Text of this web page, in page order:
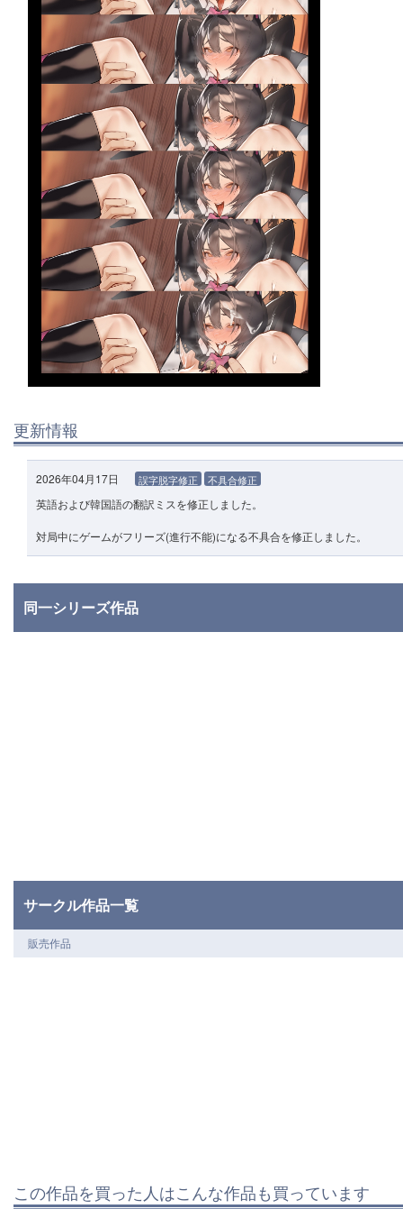
更新情報
2026年04月17日 誤字脱字修正 不具合修正
英語および韓国語の翻訳ミスを修正しました。
対局中にゲームがフリーズ(進行不能)になる不具合を修正しました。
同一シリーズ作品
サークル作品一覧
販売作品
この作品を買った人はこんな作品も買っています